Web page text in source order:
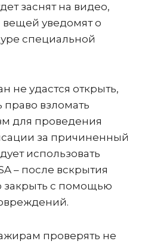
заснят на видео,
вещей уведомят о
специальной
не удастся открыть,
право взломать
для проведения
за причиненный
использовать
– после вскрытия
закрыть с помощью
проверять не